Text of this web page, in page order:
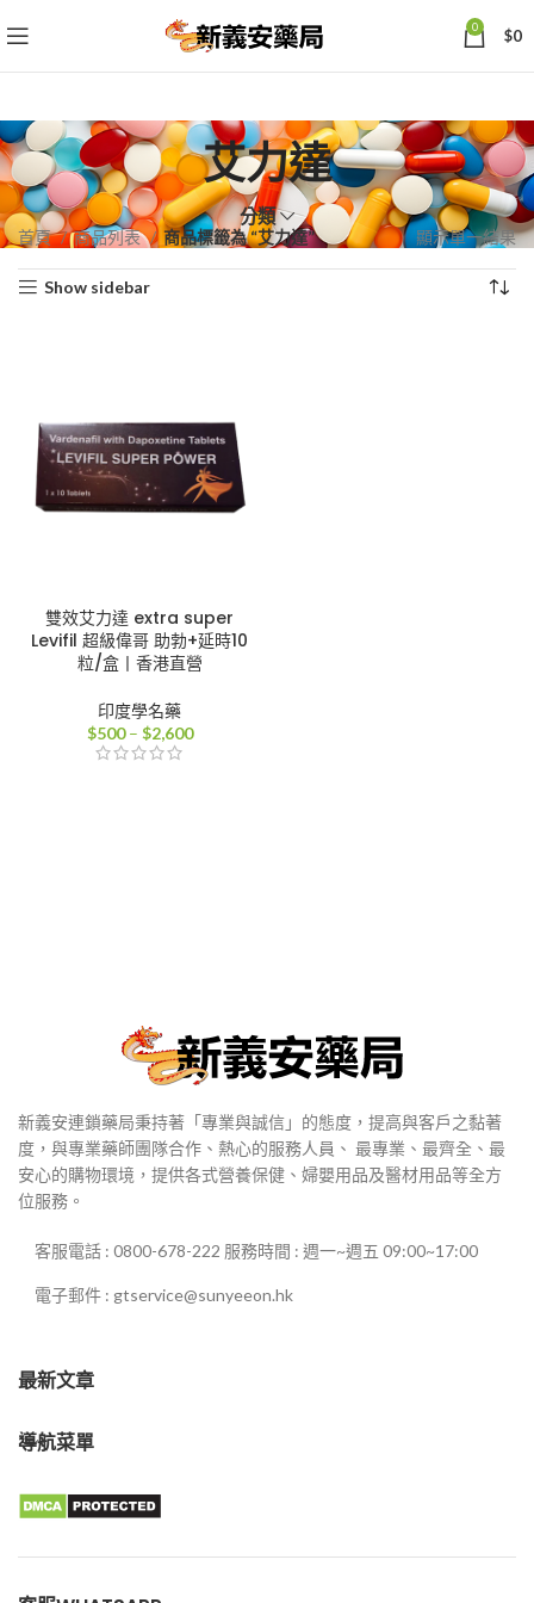
0 $0
艾力達
分類
首頁 商品列表 商品標籤為 “艾力達” 顯示單一結果
Show sidebar
雙效艾力達 extra super
Levifil 超級偉哥 助勃+延時10
粒/盒丨香港直營
印度學名藥
$500 – $2,600價
新義安連鎖藥局秉持著「專業與誠信」的態度，提高與客戶之黏著
度，與專業藥師團隊合作、熱心的服務人員、 最專業、最齊全、最
安心的購物環境，提供各式營養保健、婦嬰用品及醫材用品等全方
位服務。
客服電話 : 0800-678-222 服務時間 : 週一~週五 09:00~17:00
電子郵件 : gtservice@sunyeeon.hk
最新文章
導航菜單